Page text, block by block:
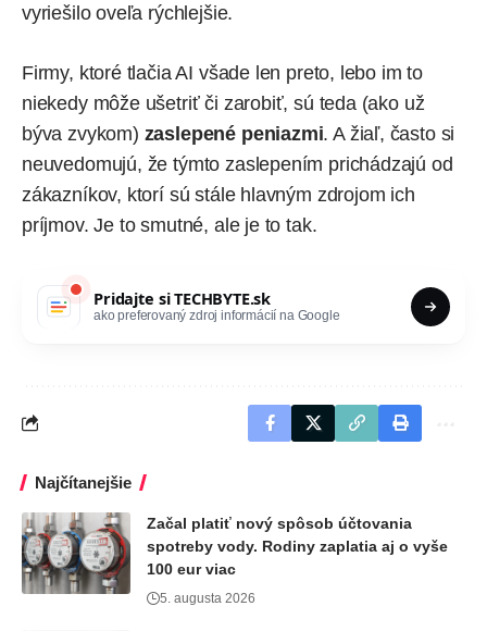
vyriešilo oveľa rýchlejšie.
Firmy, ktoré tlačia AI všade len preto, lebo im to
niekedy môže ušetriť či zarobiť, sú teda (ako už
býva zvykom) zaslepené peniazmi. A žiaľ, často si
neuvedomujú, že týmto zaslepením prichádzajú od
zákazníkov, ktorí sú stále hlavným zdrojom ich
príjmov. Je to smutné, ale je to tak.
Pridajte siTECHBYTE.sk
ako preferovaný zdroj informácií na Google
Najčítanejšie
Začal platiť nový spôsob účtovania
spotreby vody. Rodiny zaplatia aj o vyše
100 eur viac
5. augusta 2026